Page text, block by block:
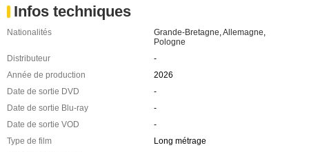
Infos techniques
Nationalités Grande-Bretagne,Allemagne,
Pologne
Distributeur
-
Année de production
2026
Date de sortie DVD
-
Date de sortie Blu-ray
-
Date de sortie VOD
-
Type de film
Long métrage